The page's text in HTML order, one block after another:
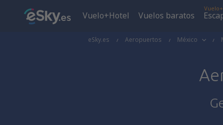
Vuelo+Hotel Vuelos baratos
eSky.es Aeropuertos México